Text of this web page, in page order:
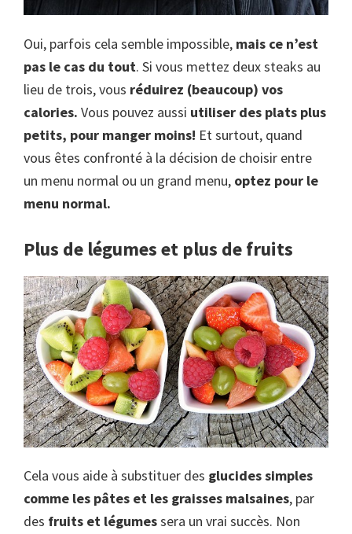
Oui, parfois cela semble impossible, mais ce n’est
pas le cas du tout. Si vous mettez deux steaks au
lieu de trois, vous réduirez (beaucoup) vos
calories. Vous pouvez aussi utiliser des plats plus
petits, pour manger moins! Et surtout, quand
vous êtes confronté à la décision de choisir entre
un menu normal ou un grand menu, optez pour le
menu normal.
Plus de légumes et plus de fruits
Cela vous aide à substituer des glucides simples
comme les pâtes et les graisses malsaines, par
des fruits et légumessera un vrai succès. Non